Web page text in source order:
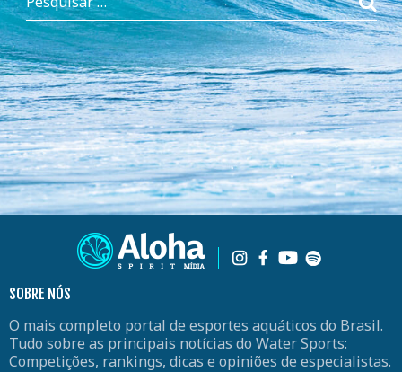
SOBRE NÓS
O mais completo portal de esportes aquáticos do Brasil.
Tudo sobre as principais notícias do Water Sports:
Competições, rankings, dicas e opiniões de especialistas.